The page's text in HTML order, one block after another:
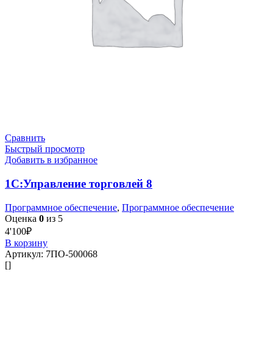
Сравнить
Быстрый просмотр
Добавить в избранное
1С:Управление торговлей 8
Программное обеспечение, Программное обеспечение
Оценка 0 из 5
4'100₽
В корзину
Артикул: 7ПО-500068
[]